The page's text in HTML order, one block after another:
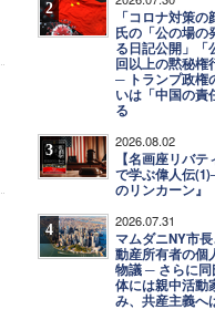
2
「コロナ対策
氏の「公の場の
る日記公開」「
回以上の黙秘権
─ トランプ政権
いは「中国の責
る
3 2026.08.02
【名画座リバ
で学ぶ偉人伝
のリンカーン』
4 2026.07.31
マムダニNY市
動産所有者の個
物議 ─ さらに同
体には親中活動
み、共産主義へ